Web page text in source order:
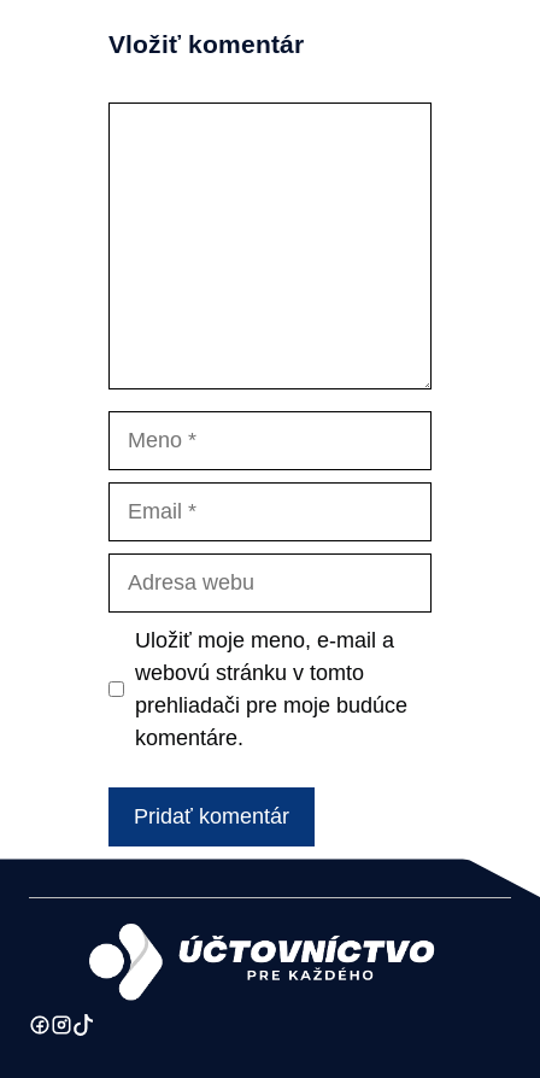
Vložiť komentár
Uložiť moje meno, e-mail a
webovú stránku v tomto
prehliadači pre moje budúce
komentáre.